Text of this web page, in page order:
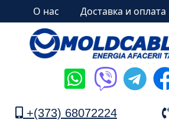
О нас Доставка и оплата
+(373) 68072224